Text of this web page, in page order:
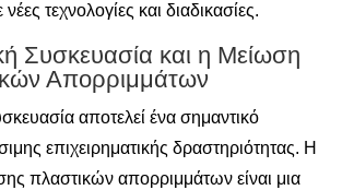
τεχνολογίες και διαδικασίες.
Συσκευασία και η Μείωση
Απορριμμάτων
αποτελεί ένα σημαντικό
επιχειρηματικής δραστηριότητας. Η
πλαστικών απορριμμάτων είναι μια